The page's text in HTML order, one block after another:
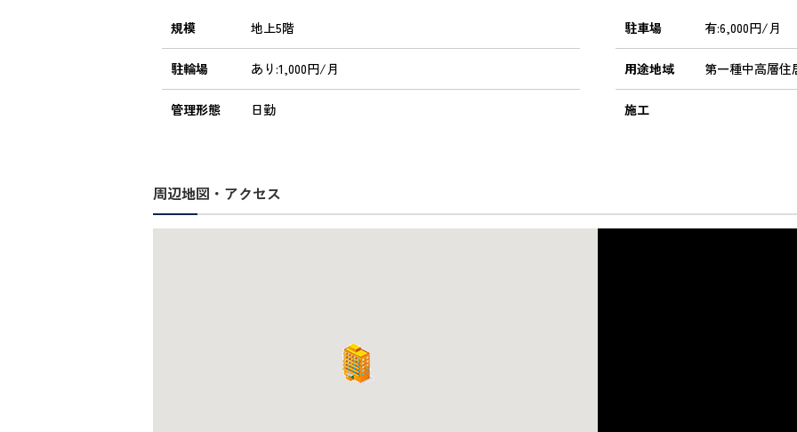
規模 地上5階
駐輪場 あり:1,000円/月
管理形態 日勤
駐車場 有:6,000円/月
用途地域 第一種中高層住
施工
周辺地図・アクセス